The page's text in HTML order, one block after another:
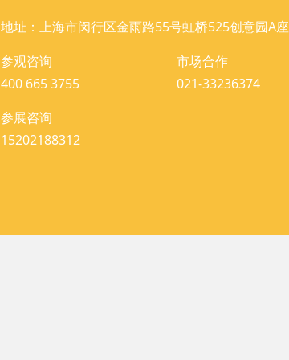
地址：上海市闵行区金雨路55号虹桥525创意园A座
参观咨询
400 665 3755
市场合作
021-33236374
参展咨询
15202188312